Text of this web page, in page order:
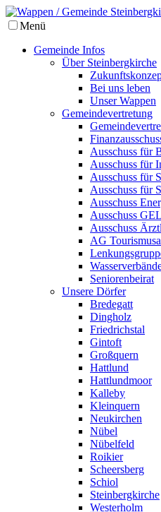
Menü
Gemeinde Infos
Über Steinbergkirche
Bei uns leben
Unser Wappen
Gemeindevertretung
Ausschuss für
Ausschuss für
Ausschuss für
Ausschuss für
Ausschuss
Ausschuss
Ausschuss
AG
Seniorenbeirat
Unsere Dörfer
Bredegatt
Dingholz
Friedrichstal
Gintoft
Großquern
Hattlund
Hattlundmoor
Kalleby
Kleinquern
Neukirchen
Nübel
Nübelfeld
Roikier
Scheersberg
Schiol
Steinbergkirche
Westerholm